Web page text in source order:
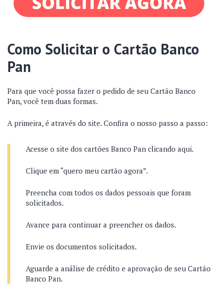
Como Solicitar o Cartão Banco
Pan
Para que você possa fazer o pedido de seu Cartão Banco
Pan, você tem duas formas.
A primeira, é através do site. Confira o nosso passo a passo:
Acesse o site dos cartões Banco Pan clicando aqui.
Clique em “quero meu cartão agora”.
Preencha com todos os dados pessoais que foram
solicitados.
Avance para continuar a preencher os dados.
Envie os documentos solicitados.
Aguarde a análise de crédito e aprovação de seu Cartão
Banco Pan.